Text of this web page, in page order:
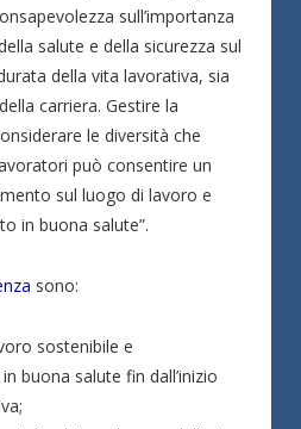
sull’importanza
salute e della sicurezza sul
della vita lavorativa, sia
carriera. Gestire la
le diversità che
può consentire un
sul luogo di lavoro e
in buona salute”.
sono:
sostenibile e
buona salute fin dall’inizio